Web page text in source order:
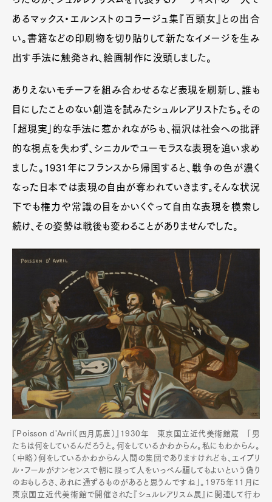
あるマックス・エルンストのコラージュ集『百頭女』との出合
い。書籍などの印刷物を切り貼りして新たなイメージを生み
出す手法に触発され、絵画制作に没頭しました。
ありえないモチーフを組み合わせるなど表現を刷新し、誰も
目にしたことのない創造を試みたシュルレアリストたち。その
「超現実」的な手法に惹かれながらも、福沢は社会への批評
的な視点を失わず、シニカルでユーモラスな表現を追い求め
ました。1931年にフランスから帰国すると、戦争の色が濃く
なった日本では表現の自由が奪われていきます。そんな状況
下でも権力や常識の目をかいくぐって自由な表現を模索し
続け、その姿勢は戦後も変わることがありませんでした。
『Poisson d'Avril（四月馬鹿）』1930年 東京国立近代美術館蔵 「男
たちは何をしているんだろうと。何をしているかわからん。私にもわからん。
（中略）何をしているかわからん人間の集団でありますけれども、エイプリ
ル・フールがナンセンスで朝に限って人をいっぺん騙してもよいという偽り
のおもしろさ、あれに通ずるものがあると思うんですね」。1975年11月に
東京国立近代美術館で開催された『シュルレアリスム展』に関連して行わ